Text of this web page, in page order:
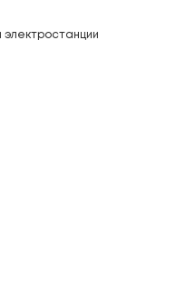
электростанции